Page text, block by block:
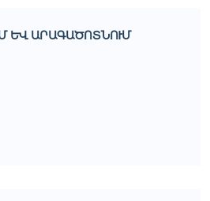
ԵՒ ԱՐԱԳԱԾՈՏՆՈՒՄ Մ